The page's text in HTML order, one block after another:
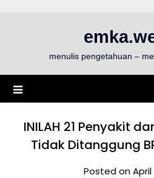
menulis pengetahuan –
INILAH 21 Penyakit
Tidak Ditanggung
Posted on April